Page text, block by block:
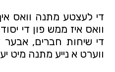
די לעצטע מתנה וואס
וואס איז ממש פון די
די שיחות חברים,
ווערט א נייע מתנה מיט